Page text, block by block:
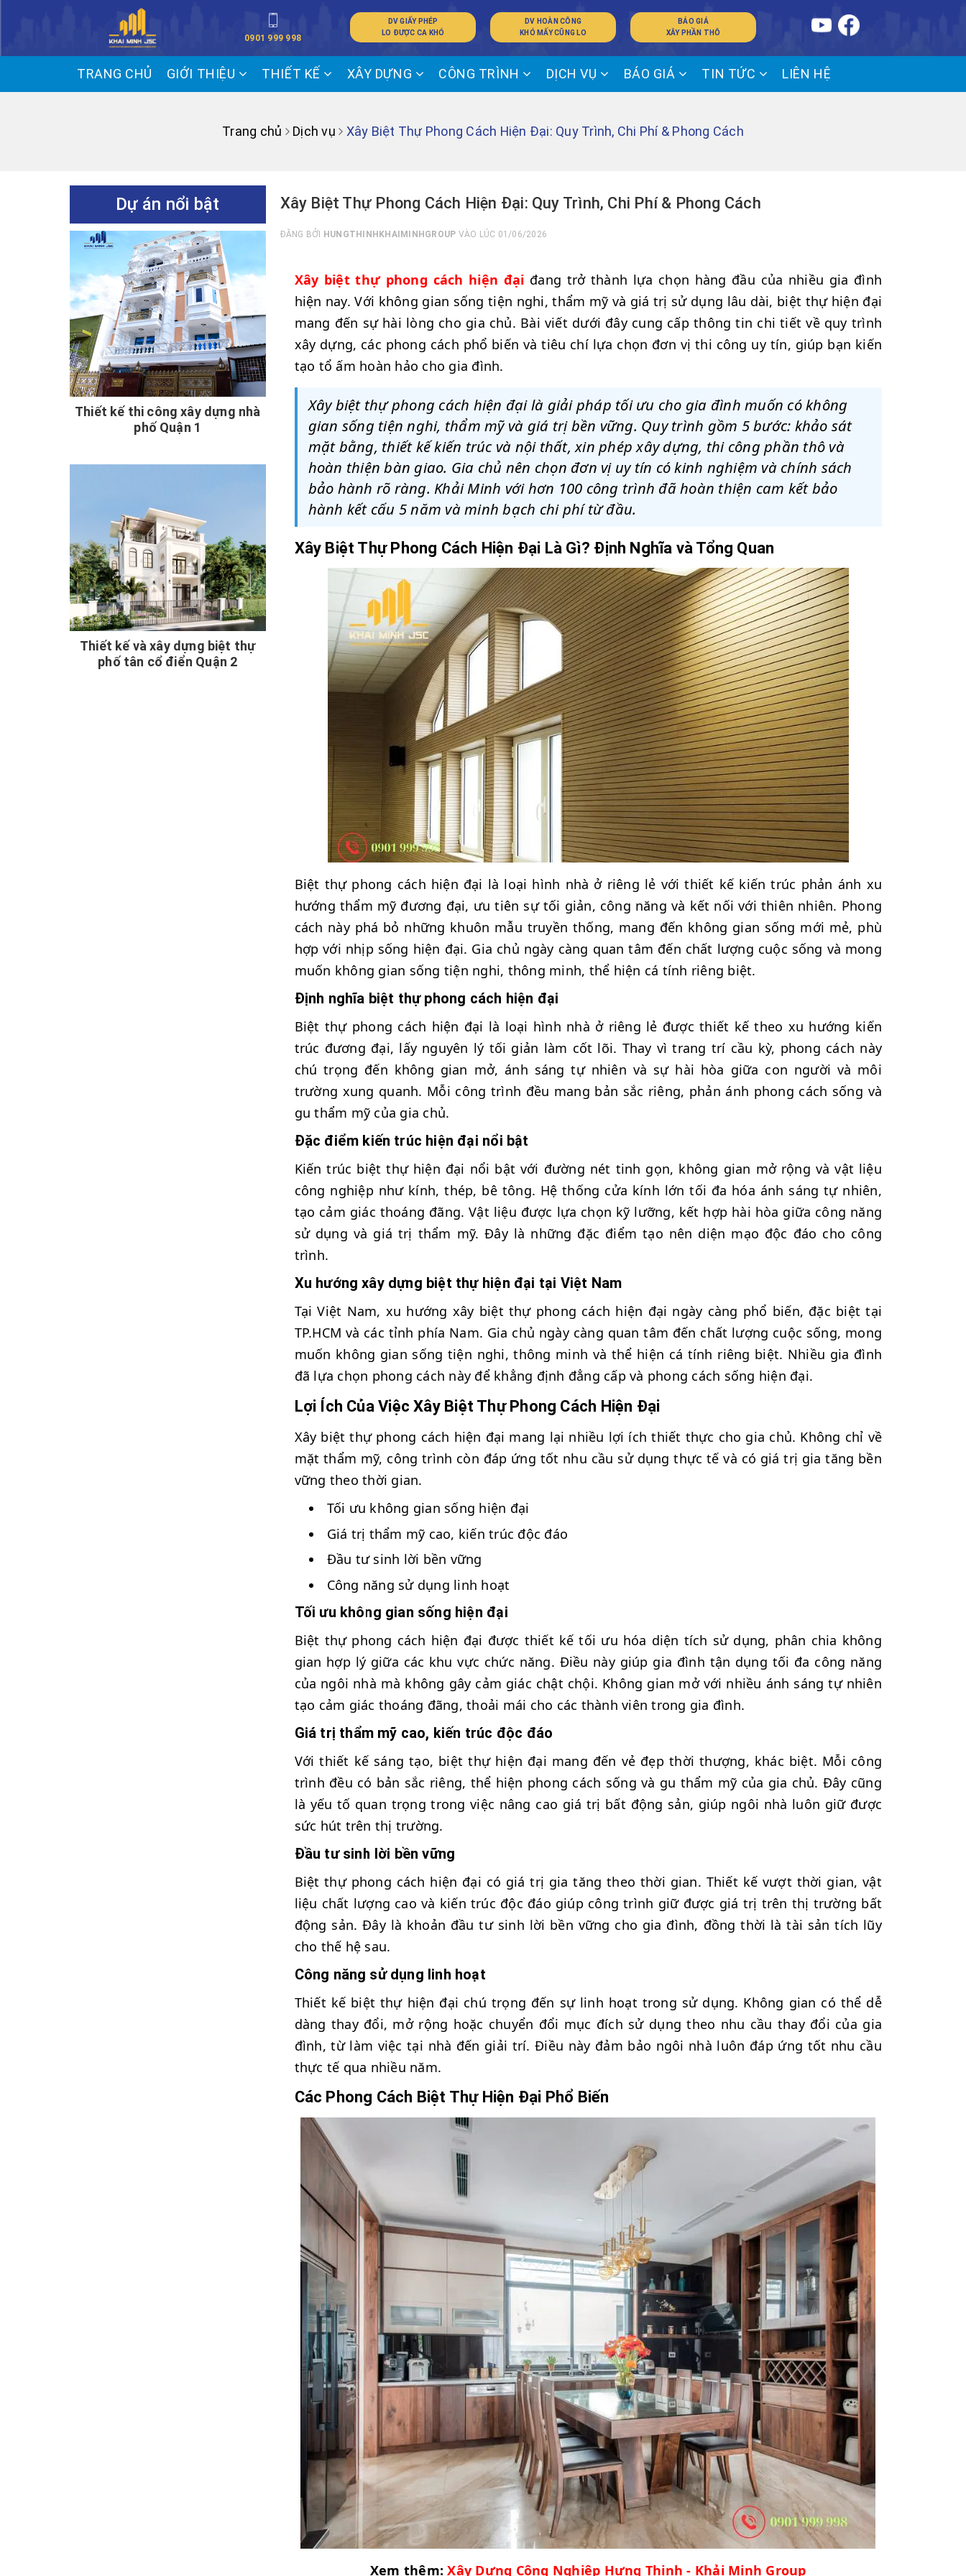
0901 999 998
DV GIẤY PHÉP
LO ĐƯỢC CA KHÓ
DV HOÀN CÔNG
KHÓ MẤY CŨNG LO
BÁO GIÁ
XÂY PHẦN THÔ
TRANG CHỦ GIỚI THIỆU THIẾT KẾ XÂY DỰNG CÔNG TRÌNH DỊCH VỤ BÁO GIÁ TIN TỨC LIÊN HỆ
Trang chủ Dịch vụ Xây Biệt Thự Phong Cách Hiện Đại: Quy Trình, Chi Phí & Phong Cách
Xây Biệt Thự Phong Cách Hiện Đại: Quy Trình, Chi Phí & Phong Cách
ĐĂNG BỞI HUNGTHINHKHAIMINHGROUP VÀO LÚC 01/06/2026
Xây biệt thự phong cách hiện đại đang trở thành lựa chọn hàng đầu của nhiều gia đình
hiện nay. Với không gian sống tiện nghi, thẩm mỹ và giá trị sử dụng lâu dài, biệt thự hiện đại
mang đến sự hài lòng cho gia chủ. Bài viết dưới đây cung cấp thông tin chi tiết về quy trình
xây dựng, các phong cách phổ biến và tiêu chí lựa chọn đơn vị thi công uy tín, giúp bạn kiến
tạo tổ ấm hoàn hảo cho gia đình.
Xây biệt thự phong cách hiện đại là giải pháp tối ưu cho gia đình muốn có không
gian sống tiện nghi, thẩm mỹ và giá trị bền vững. Quy trình gồm 5 bước: khảo sát
mặt bằng, thiết kế kiến trúc và nội thất, xin phép xây dựng, thi công phần thô và
hoàn thiện bàn giao. Gia chủ nên chọn đơn vị uy tín có kinh nghiệm và chính sách
bảo hành rõ ràng. Khải Minh với hơn 100 công trình đã hoàn thiện cam kết bảo
hành kết cấu 5 năm và minh bạch chi phí từ đầu.
Xây Biệt Thự Phong Cách Hiện Đại Là Gì? Định Nghĩa và Tổng Quan
Biệt thự phong cách hiện đại là loại hình nhà ở riêng lẻ với thiết kế kiến trúc phản ánh xu
hướng thẩm mỹ đương đại, ưu tiên sự tối giản, công năng và kết nối với thiên nhiên. Phong
cách này phá bỏ những khuôn mẫu truyền thống, mang đến không gian sống mới mẻ, phù
hợp với nhịp sống hiện đại. Gia chủ ngày càng quan tâm đến chất lượng cuộc sống và mong
muốn không gian sống tiện nghi, thông minh, thể hiện cá tính riêng biệt.
Định nghĩa biệt thự phong cách hiện đại
Biệt thự phong cách hiện đại là loại hình nhà ở riêng lẻ được thiết kế theo xu hướng kiến
trúc đương đại, lấy nguyên lý tối giản làm cốt lõi. Thay vì trang trí cầu kỳ, phong cách này
chú trọng đến không gian mở, ánh sáng tự nhiên và sự hài hòa giữa con người và môi
trường xung quanh. Mỗi công trình đều mang bản sắc riêng, phản ánh phong cách sống và
gu thẩm mỹ của gia chủ.
Đặc điểm kiến trúc hiện đại nổi bật
Kiến trúc biệt thự hiện đại nổi bật với đường nét tinh gọn, không gian mở rộng và vật liệu
công nghiệp như kính, thép, bê tông. Hệ thống cửa kính lớn tối đa hóa ánh sáng tự nhiên,
tạo cảm giác thoáng đãng. Vật liệu được lựa chọn kỹ lưỡng, kết hợp hài hòa giữa công năng
sử dụng và giá trị thẩm mỹ. Đây là những đặc điểm tạo nên diện mạo độc đáo cho công
trình.
Xu hướng xây dựng biệt thự hiện đại tại Việt Nam
Tại Việt Nam, xu hướng xây biệt thự phong cách hiện đại ngày càng phổ biến, đặc biệt tại
TP.HCM và các tỉnh phía Nam. Gia chủ ngày càng quan tâm đến chất lượng cuộc sống, mong
muốn không gian sống tiện nghi, thông minh và thể hiện cá tính riêng biệt. Nhiều gia đình
đã lựa chọn phong cách này để khẳng định đẳng cấp và phong cách sống hiện đại.
Lợi Ích Của Việc Xây Biệt Thự Phong Cách Hiện Đại
Xây biệt thự phong cách hiện đại mang lại nhiều lợi ích thiết thực cho gia chủ. Không chỉ về
mặt thẩm mỹ, công trình còn đáp ứng tốt nhu cầu sử dụng thực tế và có giá trị gia tăng bền
vững theo thời gian.
Tối ưu không gian sống hiện đại
Giá trị thẩm mỹ cao, kiến trúc độc đáo
Đầu tư sinh lời bền vững
Công năng sử dụng linh hoạt
Tối ưu không gian sống hiện đại
Biệt thự phong cách hiện đại được thiết kế tối ưu hóa diện tích sử dụng, phân chia không
gian hợp lý giữa các khu vực chức năng. Điều này giúp gia đình tận dụng tối đa công năng
của ngôi nhà mà không gây cảm giác chật chội. Không gian mở với nhiều ánh sáng tự nhiên
tạo cảm giác thoáng đãng, thoải mái cho các thành viên trong gia đình.
Giá trị thẩm mỹ cao, kiến trúc độc đáo
Với thiết kế sáng tạo, biệt thự hiện đại mang đến vẻ đẹp thời thượng, khác biệt. Mỗi công
trình đều có bản sắc riêng, thể hiện phong cách sống và gu thẩm mỹ của gia chủ. Đây cũng
là yếu tố quan trọng trong việc nâng cao giá trị bất động sản, giúp ngôi nhà luôn giữ được
sức hút trên thị trường.
Đầu tư sinh lời bền vững
Biệt thự phong cách hiện đại có giá trị gia tăng theo thời gian. Thiết kế vượt thời gian, vật
liệu chất lượng cao và kiến trúc độc đáo giúp công trình giữ được giá trị trên thị trường bất
động sản. Đây là khoản đầu tư sinh lời bền vững cho gia đình, đồng thời là tài sản tích lũy
cho thế hệ sau.
Công năng sử dụng linh hoạt
Thiết kế biệt thự hiện đại chú trọng đến sự linh hoạt trong sử dụng. Không gian có thể dễ
dàng thay đổi, mở rộng hoặc chuyển đổi mục đích sử dụng theo nhu cầu thay đổi của gia
đình, từ làm việc tại nhà đến giải trí. Điều này đảm bảo ngôi nhà luôn đáp ứng tốt nhu cầu
thực tế qua nhiều năm.
Các Phong Cách Biệt Thự Hiện Đại Phổ Biến
Xem thêm:Xây Dưng Công Nghiệp Hưng Thịnh - Khải Minh Group
Dự án nổi bật
Thiết kế thi công xây dựng nhà
phố Quận 1
Thiết kế và xây dựng biệt thự
phố tân cổ điển Quận 2